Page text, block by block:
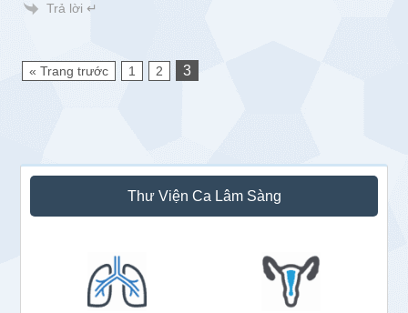
Trả lời ↵
« Trang trước 1 2 3
Sidebar
chính
Thư Viện Ca Lâm Sàng